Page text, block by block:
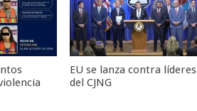
EU se lanza contra líderes
del CJNG